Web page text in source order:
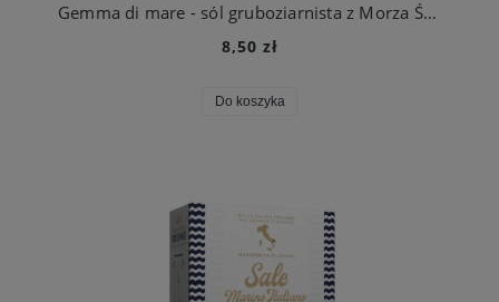
Gemma di mare - sól gruboziarnista z Morza Śródziemnego 1kg
8,50 zł
Do koszyka